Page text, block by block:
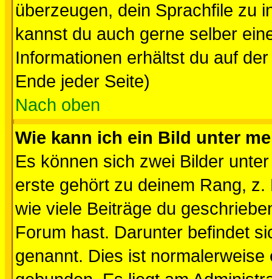
überzeugen, dein Sprachfile zu
kannst du auch gerne selber
Informationen erhältst du auf
Ende jeder Seite)
Nach oben
Wie kann ich ein Bild unter
Es können sich zwei Bilder
erste gehört zu deinem Rang,
wie viele Beiträge du
Forum hast. Darunter befindet
genannt. Dies ist